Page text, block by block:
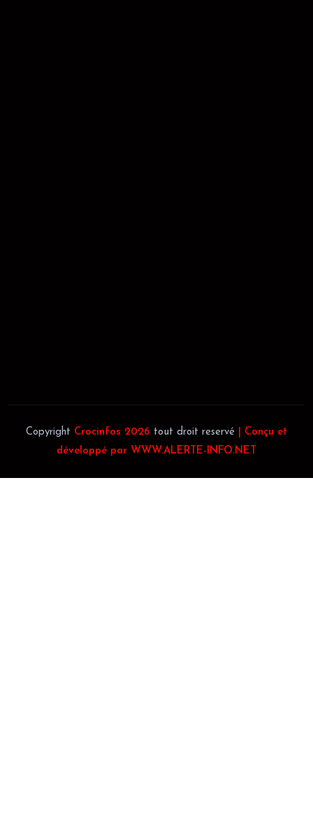
Copyright Crocinfos 2026 tout droit reservé
| Conçu et
développé par WWW.ALERTE-INFO.NET